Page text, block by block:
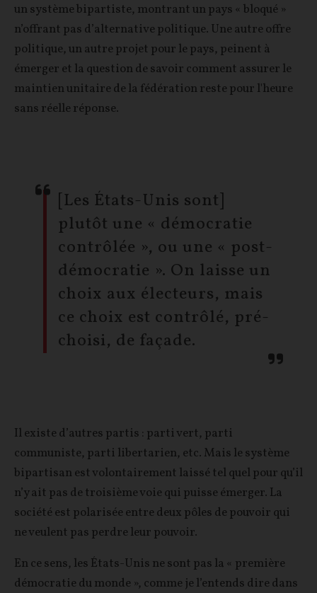
un système bipartiste, montrant un pays « bloqué »
n’offrant pas d’alternative politique. Une autre offre
politique, un autre projet pour le pays, peinent à
émerger et la question de savoir comment assurer le
maintien unitaire de la fédération reste pour l'heure
sans réelle réponse.
[Les États-Unis sont]
plutôt une « démocratie
contrôlée », ou une « post-
démocratie ». On laisse un
choix aux électeurs, mais
ce choix est contrôlé, pré-
choisi, de façade.
Il existe d’autres partis : parti vert, parti
communiste, parti libertarien, etc. Mais le système
bipartisan est volontairement laissé tel quel pour qu’il
n’y ait pas de troisième voie qui puisse émerger. La
société est polarisée entre deux pôles de pouvoir qui
ne veulent pas perdre leur pouvoir.
En ce sens, les États-Unis ne sont pas la « première
démocratie du monde », comme je l’entends dire dans